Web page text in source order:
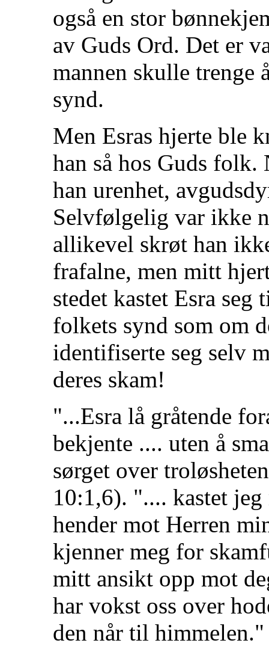
også en stor
av Guds Ord. Det er
mannen skulle trenge
synd.
Men Esras hjerte ble
han så hos Guds folk.
han urenhet,
Selvfølgelig var ikke
allikevel skrøt han
frafalne, men mitt
stedet kastet Esra
folkets synd som om
identifiserte seg selv
deres skam!
"...Esra lå gråtende
bekjente .... uten å
sørget over
10:1,6). ".... kastet
hender mot Herren
kjenner meg for
mitt ansikt opp mot
har vokst oss over
den når til